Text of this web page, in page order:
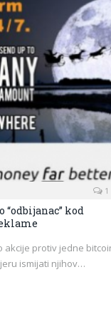
1
kod
akcije protiv jedne
ismijati njihov…